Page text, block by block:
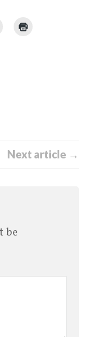
Next article →
be